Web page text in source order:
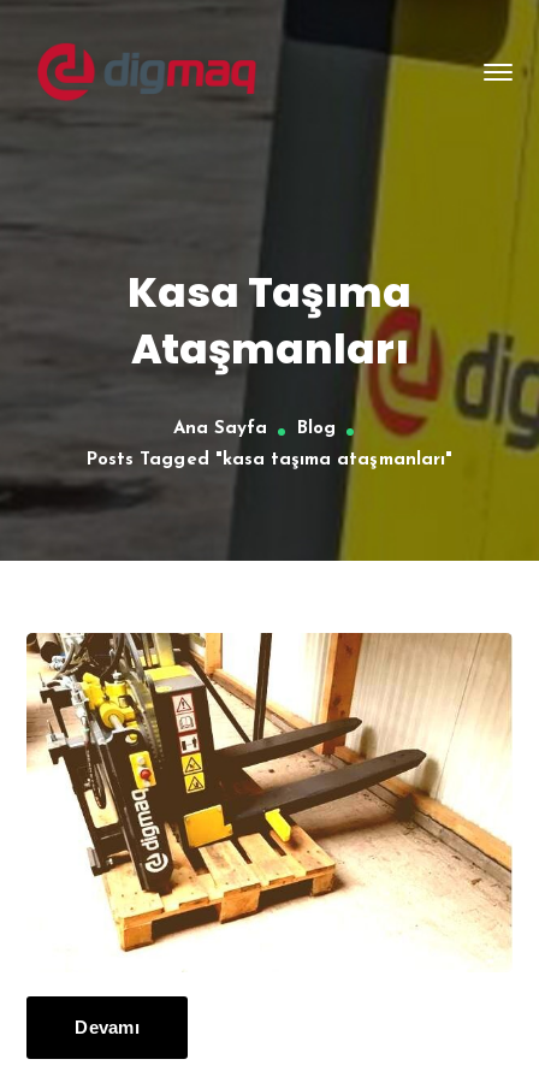
Kasa Taşıma
Ataşmanları
Ana Sayfa
Blog
Posts Tagged "kasa taşıma ataşmanları"
Devamı